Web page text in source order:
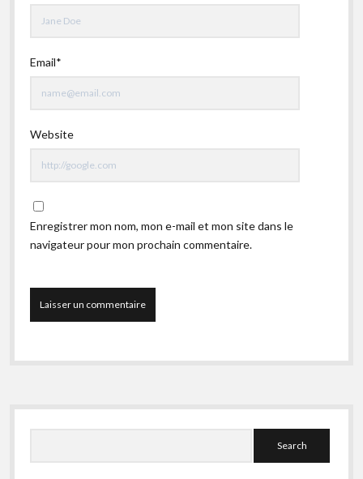
Email*
Website
Enregistrer mon nom, mon e-mail et mon site dans le
navigateur pour mon prochain commentaire.
Sidebar